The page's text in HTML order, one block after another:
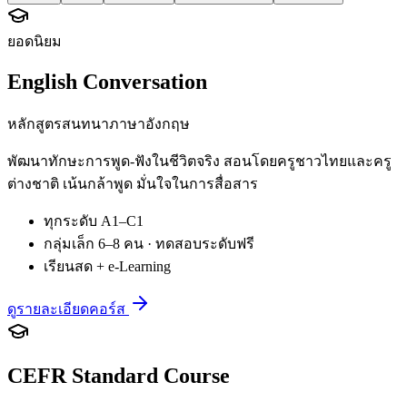
ยอดนิยม
English Conversation
หลักสูตรสนทนาภาษาอังกฤษ
พัฒนาทักษะการพูด-ฟังในชีวิตจริง สอนโดยครูชาวไทยและครู
ต่างชาติ เน้นกล้าพูด มั่นใจในการสื่อสาร
ทุกระดับ A1–C1
กลุ่มเล็ก 6–8 คน · ทดสอบระดับฟรี
เรียนสด + e-Learning
ดูรายละเอียดคอร์ส
CEFR Standard Course